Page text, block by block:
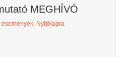
MEGHÍVÓ
események, Nyitólapra